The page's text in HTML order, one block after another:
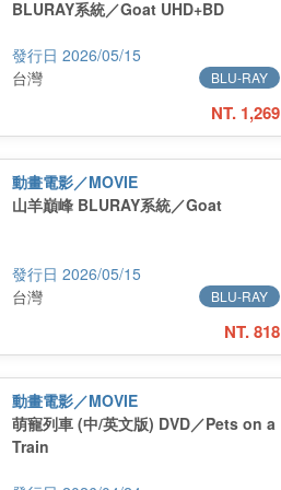
BLURAY系統／Goat UHD+BD
2026/05/15
BLU-RAY
台灣
NT. 1,269
動畫電影／MOVIE
山羊巔峰 BLURAY系統／Goat
2026/05/15
BLU-RAY
台灣
NT. 818
動畫電影／MOVIE
萌寵列車 (中/英文版) DVD／Pets on a
Train